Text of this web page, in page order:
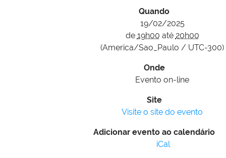
Quando
19/02/2025
de 19h00 até 20h00
(America/Sao_Paulo / UTC-300)
Onde
Evento on-line
Site
Visite o site do evento
Adicionar evento ao calendário
iCal